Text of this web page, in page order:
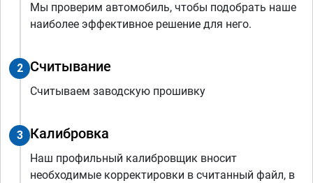
Мы проверим автомобиль, чтобы подобрать наше
наиболее эффективное решение для него.
2 Считывание
Считываем заводскую прошивку
3 Калибровка
Наш профильный калибровщик вносит
необходимые корректировки в считанный файл, в